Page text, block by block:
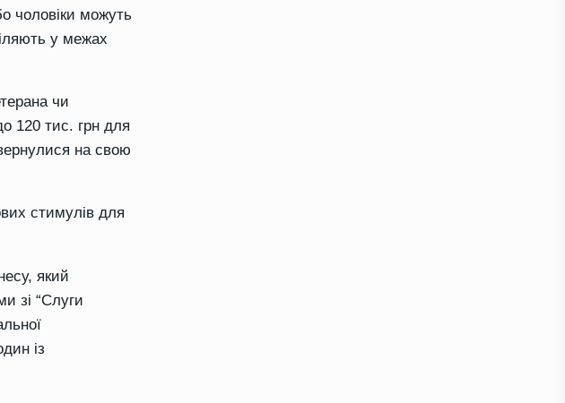
чоловіки можуть
у межах
чи
120 тис. грн для
лися на свою
стимулів для
який
зі “Слуги
із